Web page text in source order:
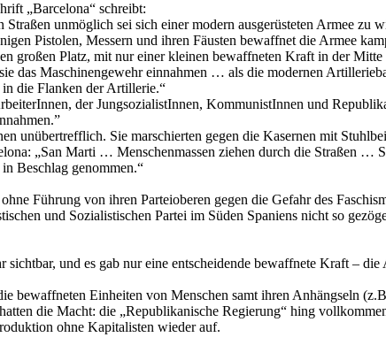
„Barcelona“ schreibt:
unmöglich sei sich einer modern ausgerüsteten Armee zu
Pistolen, Messern und ihren Fäusten bewaffnet die Armee
großen Platz, mit nur einer kleinen bewaffneten Kraft in der
das Maschinengewehr einnahmen … als die modernen
die Flanken der Artillerie.“
der JungsozialistInnen, KommunistInnen und
unübertrefflich. Sie marschierten gegen die Kasernen mit
„San Marti … Menschenmassen ziehen durch die Straßen …
Beschlag genommen.“
Führung von ihren Parteioberen gegen die Gefahr des
und Sozialistischen Partei im Süden Spaniens nicht so
und es gab nur eine entscheidende bewaffnete Kraft – die
bewaffneten Einheiten von Menschen samt ihren Anhängseln
die Macht: die „Republikanische Regierung“ hing
ohne Kapitalisten wieder auf.